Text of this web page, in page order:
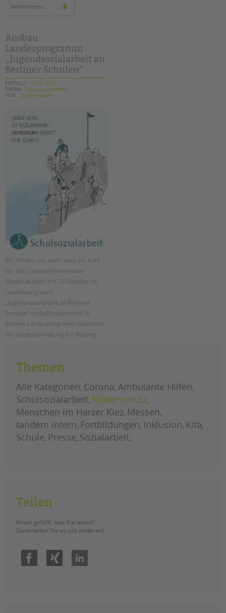
PROFIL | LEITBILD
Kinder- und Jugendschutz
Unsere Videos
Gesellschafter VdK
schoolcoach BTL
tandem international
Stellenangebote
tandem als Arbeitgeberin
NEWS/BLOG
Briefe an Kai
KONTAKT
Datenschutz
Hinweisgebersystem
Intranet
weiterlesen
handreichung
Ausbau
Landesprogramm
„Jugendsozialarbeit an
Berliner Schulen“
ERSTELLT 10.09.2021
THEMA Schulsozialarbeit
VON
Sasche Mase
Wir freuen uns sehr, dass wir kurz
vor den Sommerferien neue
Kooperationen mit 26 Schulen im
Landesprogramm
„Jugendsozialarbeit an Berliner
Schulen“ schließen konnten. In
diesem Landesprogramm finanziert
die Senatsverwaltung für Bildung,
„jugendsozialarbeit
berliner
schulen“
Themen
Alle Kategorien Corona Ambulante Hilfen
Schulsozialarbeit Kinderschutz
Menschen im Harzer Kiez Messen
tandem intern Fortbildungen Inklusion Kita
Schule Presse Sozialarbeit
Teilen
Ihnen gefällt, was Sie lesen?
Dann teilen Sie es mit anderen!
Facebook